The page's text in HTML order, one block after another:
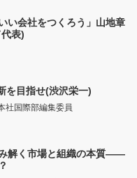
い会社をつくろう」山地章
表)
目指せ(渋沢栄一)
社国際部編集委員
み解く市場と組織の本質――